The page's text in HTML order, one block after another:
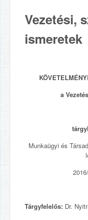
Vezetési,
ismeretek
a
Munkaügyi és
Tárgyfelelős: Dr.